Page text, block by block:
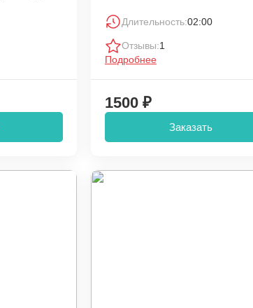
Длительность:02:00
Отзывы:1
Подробнее
1500 ₽
Заказать